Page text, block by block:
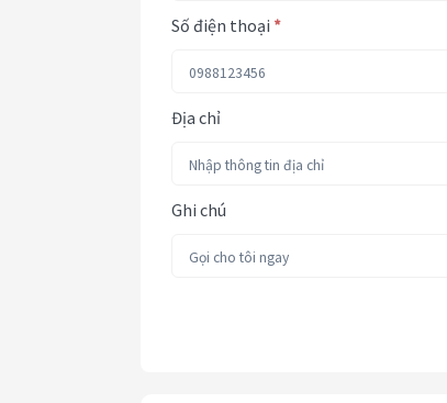
Số điện thoại *
Địa chỉ
Ghi chú